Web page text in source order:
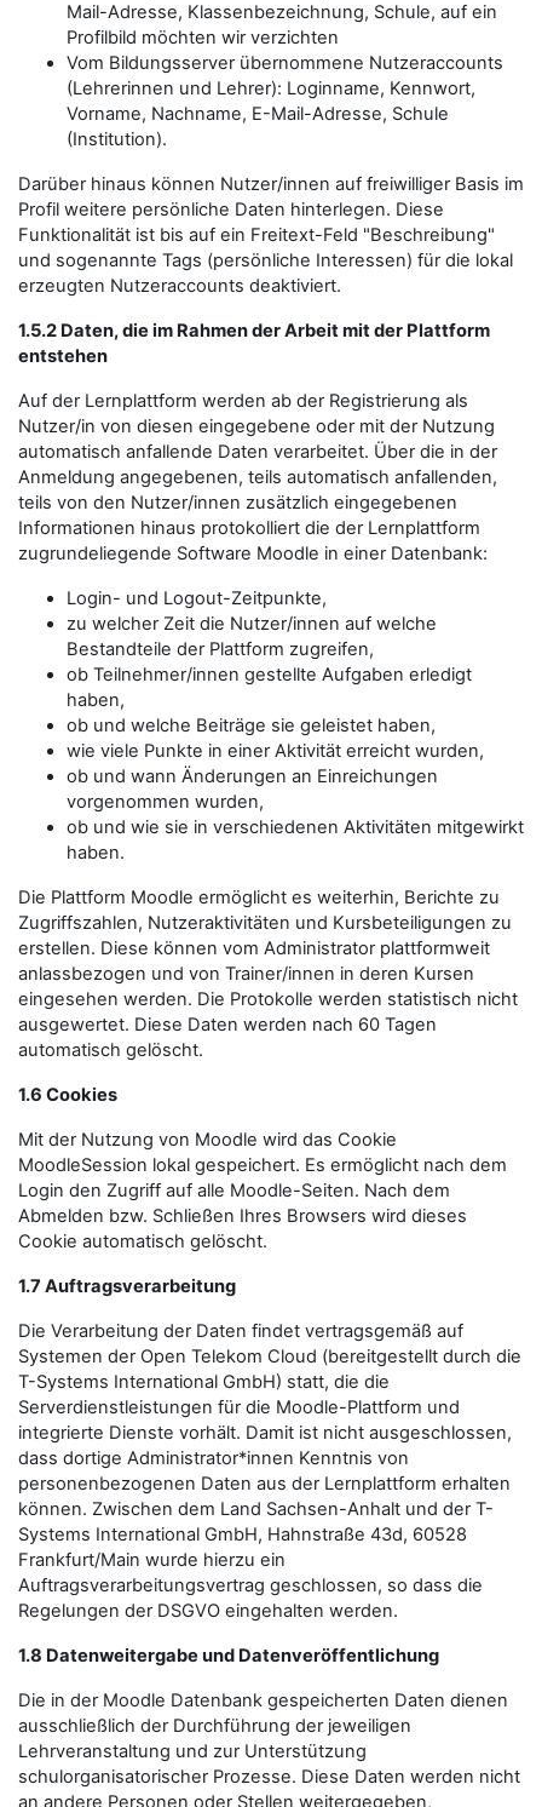
Mail-Adresse, Klassenbezeichnung, Schule, auf ein
Profilbild möchten wir verzichten
Vom Bildungsserver übernommene Nutzeraccounts
(Lehrerinnen und Lehrer): Loginname, Kennwort,
Vorname, Nachname, E-Mail-Adresse, Schule
(Institution).
Darüber hinaus können Nutzer/innen auf freiwilliger Basis im
Profil weitere persönliche Daten hinterlegen. Diese
Funktionalität ist bis auf ein Freitext-Feld "Beschreibung"
und sogenannte Tags (persönliche Interessen) für die lokal
erzeugten Nutzeraccounts deaktiviert.
1.5.2 Daten, die im Rahmen der Arbeit mit der Plattform
entstehen
Auf der Lernplattform werden ab der Registrierung als
Nutzer/in von diesen eingegebene oder mit der Nutzung
automatisch anfallende Daten verarbeitet. Über die in der
Anmeldung angegebenen, teils automatisch anfallenden,
teils von den Nutzer/innen zusätzlich eingegebenen
Informationen hinaus protokolliert die der Lernplattform
zugrundeliegende Software Moodle in einer Datenbank:
Login- und Logout-Zeitpunkte,
zu welcher Zeit die Nutzer/innen auf welche
Bestandteile der Plattform zugreifen,
ob Teilnehmer/innen gestellte Aufgaben erledigt
haben,
ob und welche Beiträge sie geleistet haben,
wie viele Punkte in einer Aktivität erreicht wurden,
ob und wann Änderungen an Einreichungen
vorgenommen wurden,
ob und wie sie in verschiedenen Aktivitäten mitgewirkt
haben.
Die Plattform Moodle ermöglicht es weiterhin, Berichte zu
Zugriffszahlen, Nutzeraktivitäten und Kursbeteiligungen zu
erstellen. Diese können vom Administrator plattformweit
anlassbezogen und von Trainer/innen in deren Kursen
eingesehen werden. Die Protokolle werden statistisch nicht
ausgewertet. Diese Daten werden nach 60 Tagen
automatisch gelöscht.
1.6 Cookies
Mit der Nutzung von Moodle wird das Cookie
MoodleSession lokal gespeichert. Es ermöglicht nach dem
Login den Zugriff auf alle Moodle-Seiten. Nach dem
Abmelden bzw. Schließen Ihres Browsers wird dieses
Cookie automatisch gelöscht.
1.7 Auftragsverarbeitung
Die Verarbeitung der Daten findet vertragsgemäß auf
Systemen der Open Telekom Cloud (bereitgestellt durch die
T-Systems International GmbH) statt, die die
Serverdienstleistungen für die Moodle-Plattform und
integrierte Dienste vorhält. Damit ist nicht ausgeschlossen,
dass dortige Administrator*innen Kenntnis von
personenbezogenen Daten aus der Lernplattform erhalten
können. Zwischen dem Land Sachsen-Anhalt und der T-
Systems International GmbH, Hahnstraße 43d, 60528
Frankfurt/Main wurde hierzu ein
Auftragsverarbeitungsvertrag geschlossen, so dass die
Regelungen der DSGVO eingehalten werden.
1.8 Datenweitergabe und Datenveröffentlichung
Die in der Moodle Datenbank gespeicherten Daten dienen
ausschließlich der Durchführung der jeweiligen
Lehrveranstaltung und zur Unterstützung
schulorganisatorischer Prozesse. Diese Daten werden nicht
an andere Personen oder Stellen weitergegeben,